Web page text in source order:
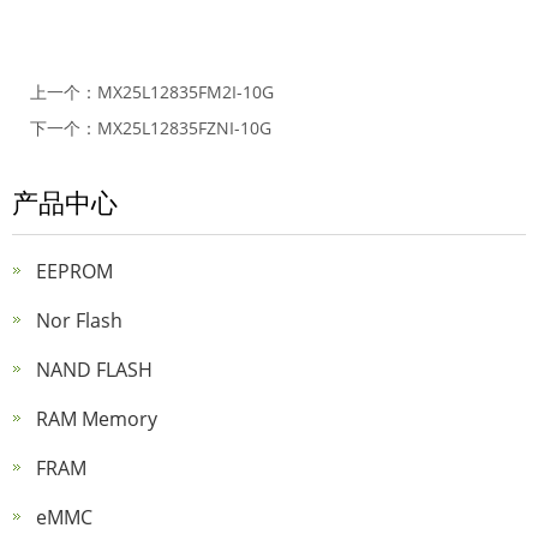
上一个： MX25L12835FM2I-10G
下一个： MX25L12835FZNI-10G
产品中心
EEPROM
Nor Flash
NAND FLASH
RAM Memory
FRAM
eMMC